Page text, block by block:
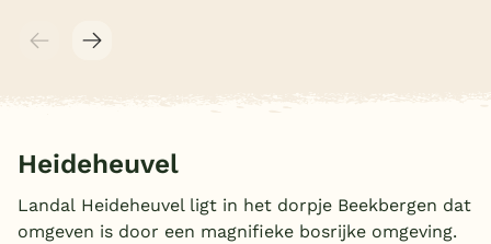
Heideheuvel
Landal Heideheuvel ligt in het dorpje Beekbergen dat
omgeven is door een magnifieke bosrijke omgeving.